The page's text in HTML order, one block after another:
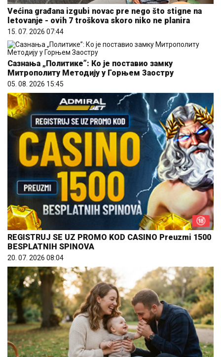
Većina građana izgubi novac pre nego što stigne na
letovanje - ovih 7 troškova skoro niko ne planira
15. 07. 2026 07:44
Сазнања „Политике”: Ко је поставио замку
Митрополиту Методију у Горњем Заостру
05. 08. 2026 15:45
REGISTRUJ SE UZ PROMO KOD CASINO Preuzmi 1500
BESPLATNIH SPINOVA
20. 07. 2026 08:04